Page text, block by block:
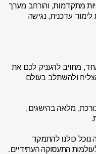
מתקדמות, והורחב מערך
לימוד עדכנית, נגישה
מחויב להעניק לכם את
ולהשתלב בעולם
מלאה בהישגים,
נוכל כולנו להתמקד
התעסוקה העתידיים.